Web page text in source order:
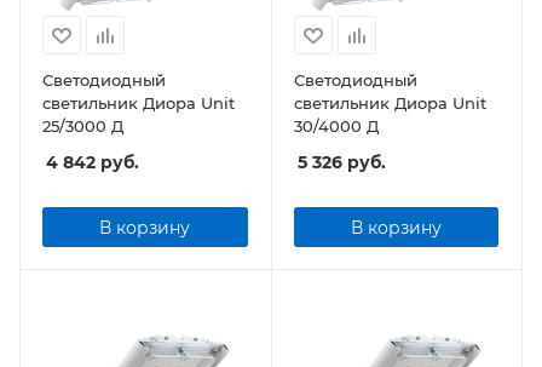
Светодиодный
светильник Диора Unit
25/3000 Д
4 842 руб.
В корзину
Светодиодный
светильник Диора Unit
30/4000 Д
5 326руб.
В корзину